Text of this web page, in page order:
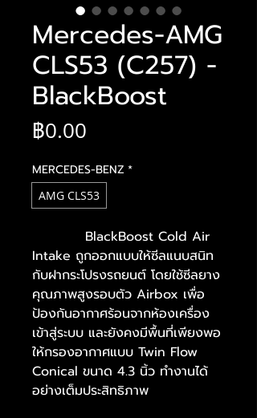
Mercedes-AMG
CLS53 (C257) -
BlackBoost
฿0.00
MERCEDES-BENZ *
AMG CLS53
BlackBoost Cold Air
Intake ถูกออกแบบให้ซีลแนบสนิท
กับฝากระโปรงรถยนต์ โดยใช้ซีลยาง
คุณภาพสูงรอบตัว Airbox เพื่อ
ป้องกันอากาศร้อนจากห้องเครื่อง
เข้าสู่ระบบ และยังคงมีพื้นที่เพียงพอ
ให้กรองอากาศแบบ Twin Flow
Conical ขนาด 4.3 นิ้ว ทำงานได้
อย่างเต็มประสิทธิภาพ